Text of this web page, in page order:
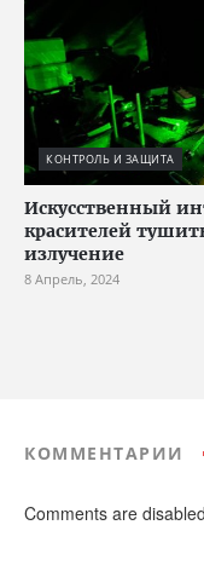
КОНТРОЛЬ И ЗАЩИТА
Искусственный
красителей
излучение
8 Апрель, 2024
КОММЕНТАРИИ
Comments are disabled